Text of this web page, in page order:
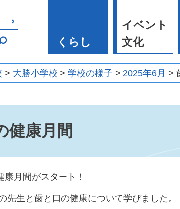
くらし
イベント
文化
> 大勝小学校 > 学校の様子 > 2025年6月 >
健康月間
月間がスタート！
生と歯と口の健康について学びました。